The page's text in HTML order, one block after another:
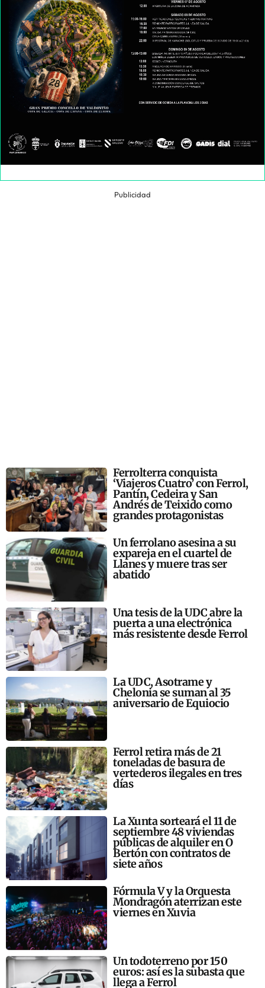
Publicidad
Ferrolterra conquista
‘Viajeros Cuatro’ con Ferrol,
Pantín, Cedeira y San
Andrés de Teixido como
grandes protagonistas
Un ferrolano asesina a su
expareja en el cuartel de
Llanes y muere tras ser
abatido
Una tesis de la UDC abre la
puerta a una electrónica
más resistente desde Ferrol
La UDC, Asotrame y
Chelonia se suman al 35
aniversario de Equiocio
Ferrol retira más de 21
toneladas de basura de
vertederos ilegales en tres
días
La Xunta sorteará el 11 de
septiembre 48 viviendas
públicas de alquiler en O
Bertón con contratos de
siete años
Fórmula V y la Orquesta
Mondragón aterrizan este
viernes en Xuvia
Un todoterreno por 150
euros: así es la subasta que
llega a Ferrol